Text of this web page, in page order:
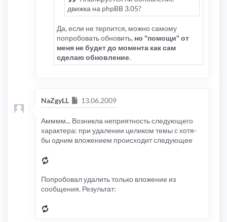
движка на phpBB 3.05?
Да, если не терпится, можно самому
попробовать обновить, но "помощи" от
меня не будет до момента как сам
сделаю обновление.
NaZgyLL Сообщение
13.06.2009
Амммм... Возникла неприятность следующего
характера: при удалении целиком темы с хотя-
бы одним вложением происходит следующее
Попробовал удалить только вложение из
сообщения. Результат: